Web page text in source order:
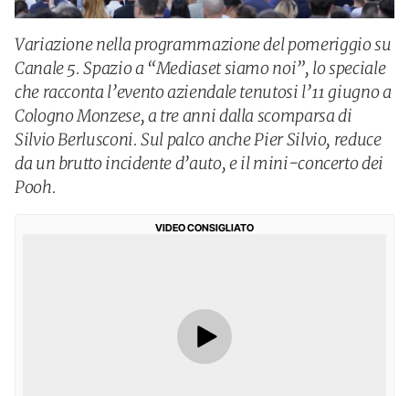
Variazione nella programmazione del pomeriggio su
Canale 5. Spazio a “Mediaset siamo noi”, lo speciale
che racconta l’evento aziendale tenutosi l’11 giugno a
Cologno Monzese, a tre anni dalla scomparsa di
Silvio Berlusconi. Sul palco anche Pier Silvio, reduce
da un brutto incidente d’auto, e il mini-concerto dei
Pooh.
VIDEO CONSIGLIATO